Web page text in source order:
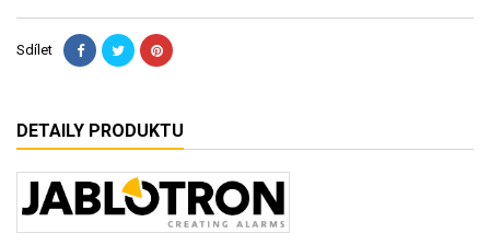
Sdílet
DETAILY PRODUKTU